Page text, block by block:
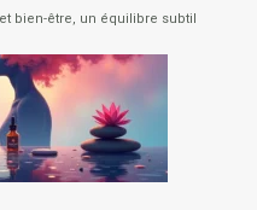
bien-être, un équilibre subtil